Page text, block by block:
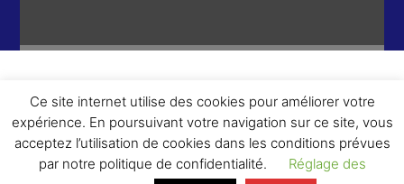
© 2026- Une collaboration 2 ème Round et Yellowpoly. Tous droits
réservés.
Ce site internet utilise des cookies pour améliorer votre
expérience. En poursuivant votre navigation sur ce site, vous
acceptez l’utilisation de cookies dans les conditions prévues
par notre politique de confidentialité.
Réglage des